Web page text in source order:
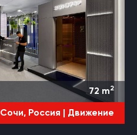
72 m2
Сочи, Россия | Движение